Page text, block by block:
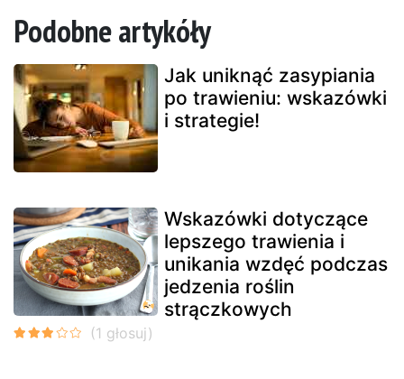
Podobne artykóły
Jak uniknąć zasypiania
po trawieniu: wskazówki
i strategie!
Wskazówki dotyczące
lepszego trawienia i
unikania wzdęć podczas
jedzenia roślin
strączkowych